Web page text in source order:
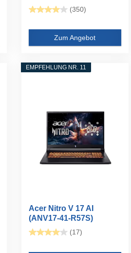
512GB SSD...
(350)
Zum Angebot
EMPFEHLUNG NR. 11
Acer Nitro V 17 AI
(ANV17-41-R57S)
Gaming Laptop...
(17)